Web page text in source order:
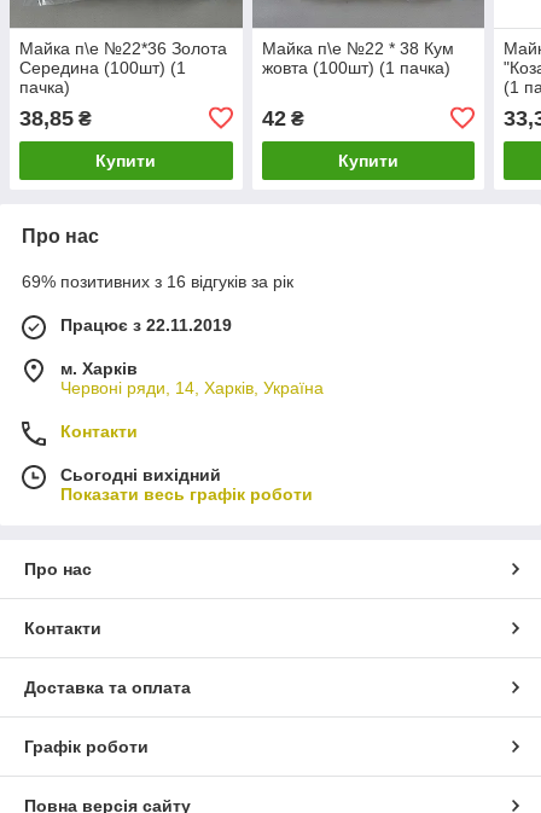
Майка п\е №22*36 Золота
Середина (100шт) (1
пачка)
38,85 ₴
Купити
Майка п\е №22 * 38 Кум
жовта (100шт) (1 пачка)
42₴
Купити
(1
Про нас
69% позитивних з 16 відгуків за рік
Працює з 22.11.2019
м. Харків
Червоні ряди, 14, Харків, Україна
Контакти
Сьогодні вихідний
Показати весь графік роботи
Про нас
Контакти
Доставка та оплата
Графік роботи
Повна версія сайту